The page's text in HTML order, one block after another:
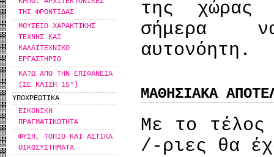
ΤΗΣ ΦΡΟΝΤΙΔΑΣ
ΜΟΥΣΕΙΟ ΧΑΡΑΚΤΙΚΗΣ
ΤΕΧΝΗΣ ΚΑΙ
ΚΑΛΛΙΤΕΧΝΙΚΟ
ΕΡΓΑΣΤΗΡΙΟ
ΚΑΤΩ ΑΠΟ ΤΗΝ ΕΠΙΦΑΝΕΙΑ
(ΣΕ ΚΛΙΣΗ 15°)
ΥΠΟΧΡΕΩΤΙΚΑ
ΕΙΚΟΝΙΚΗ
ΠΡΑΓΜΑΤΙΚΟΤΗΤΑ
ΦΥΣΗ, ΤΟΠΙΟ ΚΑΙ ΑΣΤΙΚΑ
ΟΙΚΟΣΥΣΤΗΜΑΤΑ
της
σήμερα
αυτονόητη.
ΜΑΘΗΣΙΑΚΑ
Με το τέλος
/-ριες θα